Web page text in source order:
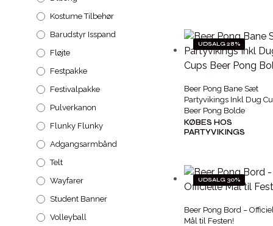
Kostume Tilbehør
Barudstyr Isspand
Fløjte
Festpakke
Festivalpakke
Pulverkanon
Flunky Flunky
Adgangsarmbånd
Telt
Wayfarer
Student Banner
Volleyball
UDSALG 28%
Beer Pong Bane Sæt
Partyvikings Inkl Dug
Beer Pong Bolde
KØBES HOS
PARTYVIKINGS
UDSALG 30%
Beer Pong Bord –
Mål til Festen!